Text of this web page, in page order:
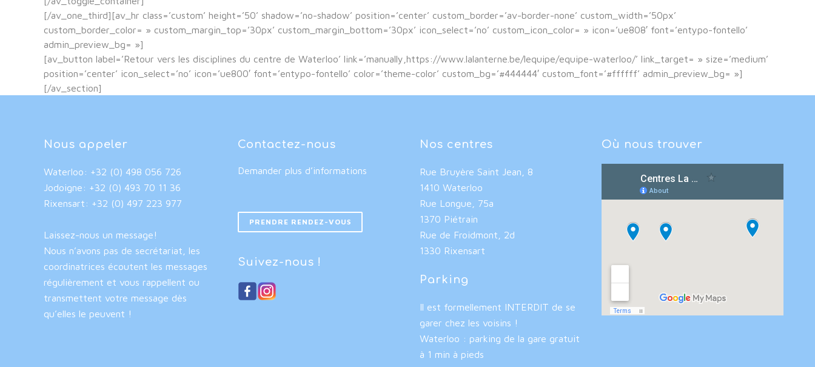
[/av_one_third][av_hr class=’custom’ height=’50’ shadow=’no-shadow’ position=’center’ custom_border=’av-border-none’ custom_width=’50px’
custom_border_color= » custom_margin_top=’30px’ custom_margin_bottom=’30px’ icon_select=’no’ custom_icon_color= » icon=’ue808′ font=’entypo-fontello’
admin_preview_bg= »]
[av_button label=’Retour vers les disciplines du centre de Waterloo’ link=’manually,https://www.lalanterne.be/lequipe/equipe-waterloo/’ link_target= » size=’medium’
position=’center’ icon_select=’no’ icon=’ue800′ font=’entypo-fontello’ color=’theme-color’ custom_bg=’#444444′ custom_font=’#ffffff’ admin_preview_bg= »]
[/av_section]
Nous appeler
Waterloo: +32 (0) 498 056 726
Jodoigne: +32 (0) 493 70 11 36
Rixensart: +32 (0) 497 223 977
Laissez-nous un message!
Nous n’avons pas de secrétariat, les
coordinatrices écoutent les messages
régulièrement et vous rappellent ou
transmettent votre message dès
qu’elles le peuvent !
Contactez-nous
Demander plus d’informations
PRENDRE RENDEZ-VOUS
Suivez-nous !
Nos centres
Rue Bruyère Saint Jean, 8
1410 Waterloo
Rue Longue, 75a
1370 Piétrain
Rue de Froidmont, 2d
1330 Rixensart
Parking
Il est formellement INTERDIT de se
garer chez les voisins !
Waterloo : parking de la gare gratuit
à 1 min à pieds
Où nous trouver